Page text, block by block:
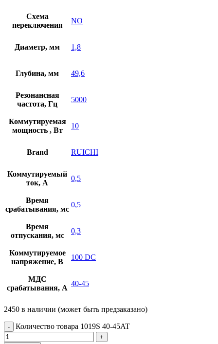
Схема
переключения
NO
Диаметр, мм 1,8
Глубина, мм 49,6
Резонансная
частота, Гц
5000
Коммутируемая
мощность , Вт
10
Brand RUICHI
Коммутируемый
ток, А
0,5
Время
срабатывания, мс
0,5
Время
отпускания, мс
0,3
Коммутируемое
напряжение, В
100 DC
МДС
срабатывания, А
40-45
2450 в наличии (может быть предзаказано)
Количество товара 1019S 40-45AT